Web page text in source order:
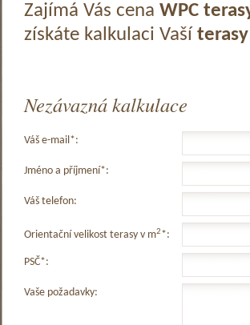
Zajímá Vás cena WPC
získáte kalkulaci Vaší terasy
Nezávazná kalkulace
Váš e-mail*:
Jméno a příjmení*:
Váš telefon:
Orientační velikost terasy v m2*:
PSČ*:
Vaše požadavky: